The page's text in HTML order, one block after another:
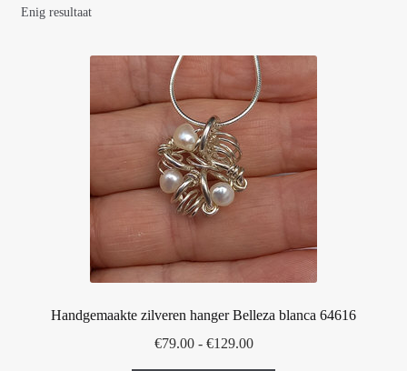
Enig resultaat
Handgemaakte zilveren hanger Belleza blanca 64616
€79.00 - €129.00Prijsklasse: